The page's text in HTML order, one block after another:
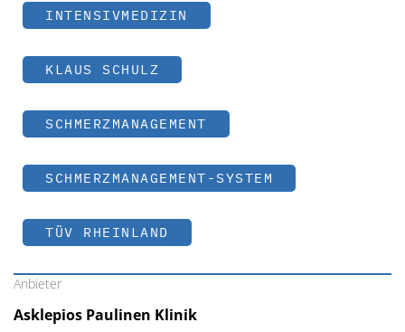
INTENSIVMEDIZIN
KLAUS SCHULZ
SCHMERZMANAGEMENT
SCHMERZMANAGEMENT-SYSTEM
TÜV RHEINLAND
Anbieter
Asklepios Paulinen Klinik